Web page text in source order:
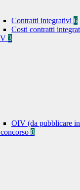
Contratti integrativi 6
Costi contratti
3
OIV (da pubblicare
8